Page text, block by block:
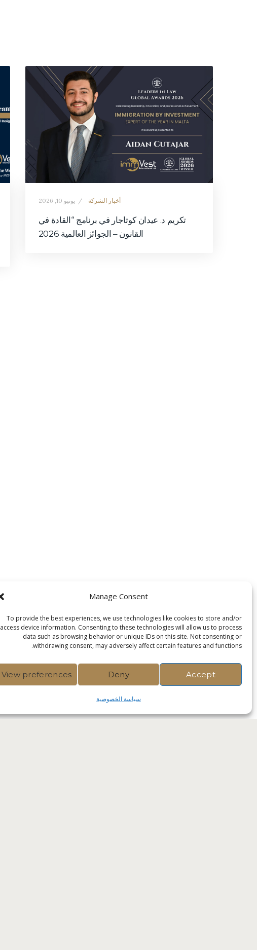
Manage Consent
To provide the best experiences, we use technologies like cookies to store and/or
access device information. Consenting to these technologies will allow us to process
data such as browsing behavior or unique IDs on this site. Not consenting or
withdrawing consent, may adversely affect certain features and functions.
Accept
Deny
View preferences
سياسة الخصوصية
أخبار الشركة يونيو 10, 2026
تكريم د. عيدان كوتاجار في برنامج “القادة في
القانون – الجوائز العالمية 2026